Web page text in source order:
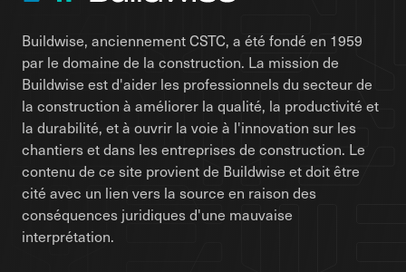
Buildwise, anciennement CSTC, a été fondé en 1959
par le domaine de la construction. La mission de
Buildwise est d'aider les professionnels du secteur de
la construction à améliorer la qualité, la productivité et
la durabilité, et à ouvrir la voie à l'innovation sur les
chantiers et dans les entreprises de construction. Le
contenu de ce site provient de Buildwise et doit être
cité avec un lien vers la source en raison des
conséquences juridiques d'une mauvaise
interprétation.